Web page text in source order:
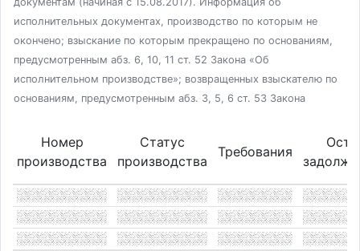
исполнительных документах, производство по которым не
окончено; взыскание по которым прекращено по основаниям,
предусмотренным абз. 6, 10, 11 ст. 52 Закона «Об
исполнительном производстве»; возвращенных взыскателю по
основаниям, предусмотренным абз. 3, 5, 6 ст. 53 Закона
Номер
производства
Статус
производства
Требования